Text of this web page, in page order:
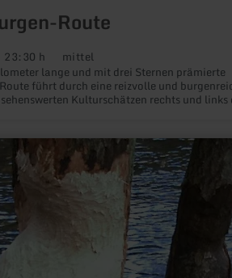
Route
23:30 h Anforderung:
mittel
lange und mit drei Sternen prämierte
führt durch eine reizvolle und
Kulturschätzen rechts und links